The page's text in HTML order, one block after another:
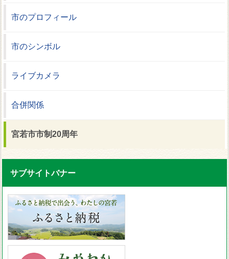
市のプロフィール
市のシンボル
ライブカメラ
合併関係
宮若市市制20周年
サブサイトバナー